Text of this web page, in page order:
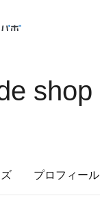
shop
プロフィール